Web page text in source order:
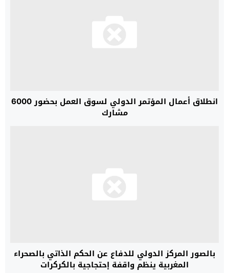
انطلاق أعمال المؤتمر الدولي لسوق العمل بحضور 6000
مشارك
بالصور المركز الدولي للدفاع عن الحكم الذاتي بالصحراء
المغربية ينظم واقفة إحتجاجية بالكركرات